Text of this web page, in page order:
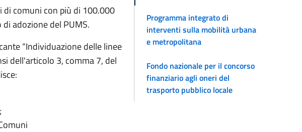
di comuni con più di 100.000
adozione del PUMS.
“Individuazione delle linee
dell'articolo 3, comma 7, del
Programma integrato di
interventi sulla mobilità urbana
e metropolitana
Fondo nazionale per il concorso
finanziario agli oneri del
trasporto pubblico locale